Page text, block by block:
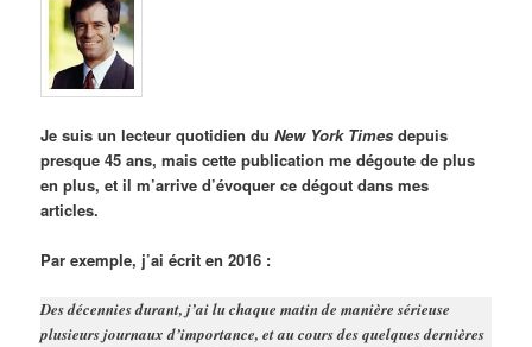
Je suis un lecteur quotidien duNew York Times depuis
presque 45 ans, mais cette publication me dégoute de plus
en plus, et il m’arrive d’évoquer ce dégout dans mes
articles.
Par exemple, j’ai écrit en 2016 :
Des décennies durant, j’ai lu chaque matin de manière sérieuse
plusieurs journaux d’importance, et au cours des quelques dernières